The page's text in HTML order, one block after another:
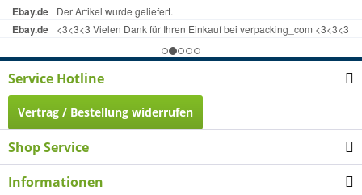
Service Hotline
Vertrag / Bestellung widerrufen
Shop Service
Informationen